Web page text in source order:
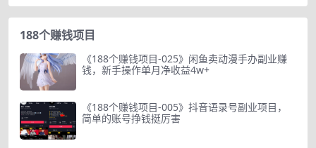
188个赚钱项目
《188个赚钱项目-025》闲鱼卖动漫手办副业赚
钱，新手操作单月净收益4w+
《188个赚钱项目-005》抖音语录号副业项目，
简单的账号挣钱挺厉害